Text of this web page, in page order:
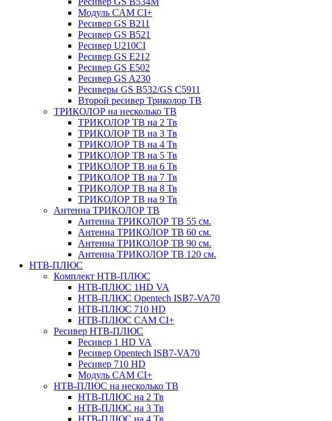
Модуль CAM CI+
Ресивер GS B211
Ресивер GS B521
Ресивер U210CI
Ресивер GS E212
Ресивер GS E502
Ресивер GS A230
Ресиверы GS B532/GS C5911
Второй ресивер Триколор ТВ
ТРИКОЛОР на несколько ТВ
ТРИКОЛОР ТВ на 2 Тв
ТРИКОЛОР ТВ на 3 Тв
ТРИКОЛОР ТВ на 4 Тв
ТРИКОЛОР ТВ на 5 Тв
ТРИКОЛОР ТВ на 6 Тв
ТРИКОЛОР ТВ на 7 Тв
ТРИКОЛОР ТВ на 8 Тв
ТРИКОЛОР ТВ на 9 Тв
Антенна ТРИКОЛОР ТВ
Антенна ТРИКОЛОР ТВ 55 см.
Антенна ТРИКОЛОР ТВ 60 см.
Антенна ТРИКОЛОР ТВ 90 см.
Антенна ТРИКОЛОР ТВ 120 см.
НТВ-ПЛЮС
Комплект НТВ-ПЛЮС
НТВ-ПЛЮС 1HD VA
НТВ-ПЛЮС Opentech ISB7-VA70
НТВ-ПЛЮС 710 HD
НТВ-ПЛЮС CAM CI+
Ресивер НТВ-ПЛЮС
Ресивер 1 HD VA
Ресивер Opentech ISB7-VA70
Ресивер 710 HD
Модуль CAM CI+
НТВ-ПЛЮС на несколько ТВ
НТВ-ПЛЮС на 2 Тв
НТВ-ПЛЮС на 3 Тв
НТВ-ПЛЮС на 4 Тв